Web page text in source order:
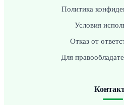
Политика
Условия
Отказ от
Для